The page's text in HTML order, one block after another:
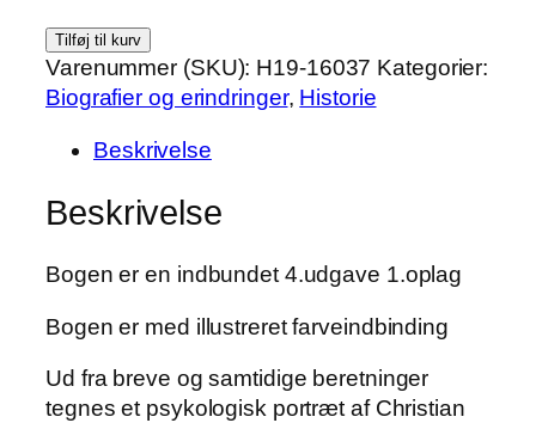
Christian
IV
–
mand
indflydelse
Bodil
antal
Tilføj til kurv
Varenummer (SKU): H19-16037 Kategorier:
Biografier og erindringer, Historie
Beskrivelse
Beskrivelse
Bogen er en indbundet 4.udgave 1.oplag
Bogen er med illustreret farveindbinding
Ud fra breve og samtidige beretninger
tegnes et psykologisk portræt af Christian